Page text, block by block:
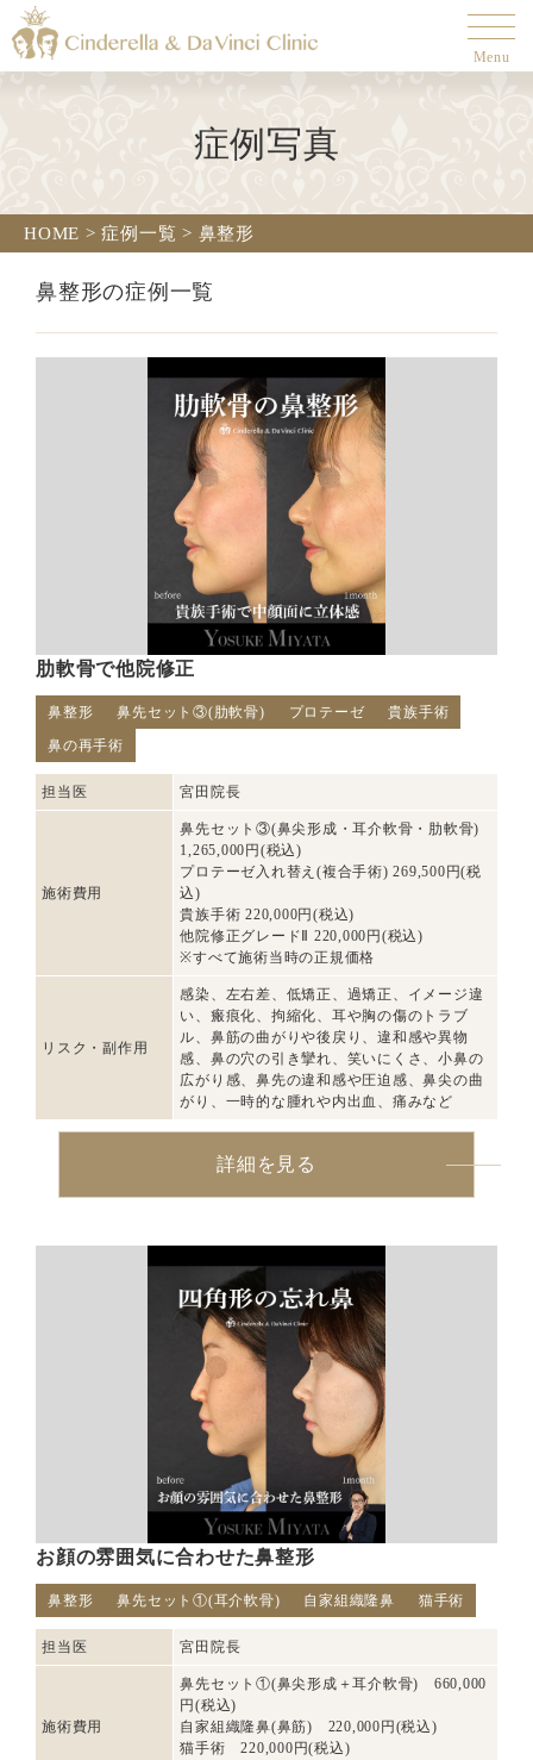
Menu
症例写真
HOME >症例一覧 > 鼻整形
鼻整形の症例一覧
肋軟骨で他院修正
鼻整形 鼻先セット③(肋軟骨) プロテーゼ
貴族手術
鼻の再手術
担当医 宮田院長
施術費用
鼻先セット③(鼻尖形成・耳介軟骨・肋軟骨)
1,265,000円(税込)
プロテーゼ入れ替え(複合手術) 269,500円(税
込)
貴族手術 220,000円(税込)
他院修正グレードⅡ 220,000円(税込)
※すべて施術当時の正規価格
リスク・副作用
感染、左右差、低矯正、過矯正、イメージ違
い、瘢痕化、拘縮化、耳や胸の傷のトラブ
ル、鼻筋の曲がりや後戻り、違和感や異物
感、鼻の穴の引き攣れ、笑いにくさ、小鼻の
広がり感、鼻先の違和感や圧迫感、鼻尖の曲
がり、一時的な腫れや内出血、痛みなど
詳細を見る
お顔の雰囲気に合わせた鼻整形
鼻整形 鼻先セット①(耳介軟骨) 自家組織隆鼻 猫手術
担当医 宮田院長
施術費用
鼻先セット①(鼻尖形成＋耳介軟骨) 660,000
円(税込)
自家組織隆鼻(鼻筋) 220,000円(税込)
猫手術 220,000円(税込)